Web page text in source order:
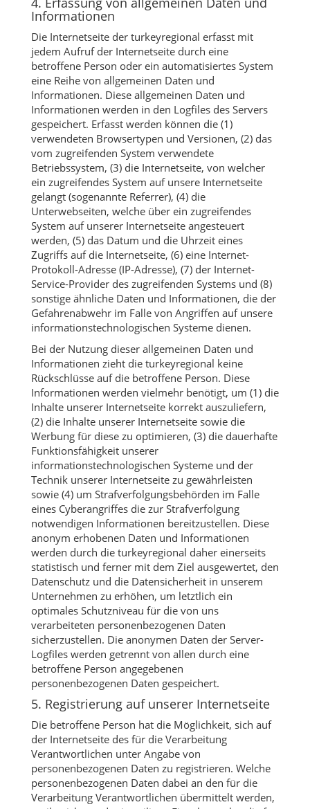
Informationen
Die Internetseite der turkeyregional erfasst mit
jedem Aufruf der Internetseite durch eine
betroffene Person oder ein automatisiertes System
eine Reihe von allgemeinen Daten und
Informationen. Diese allgemeinen Daten und
Informationen werden in den Logfiles des Servers
gespeichert. Erfasst werden können die (1)
verwendeten Browsertypen und Versionen, (2) das
vom zugreifenden System verwendete
Betriebssystem, (3) die Internetseite, von welcher
ein zugreifendes System auf unsere Internetseite
gelangt (sogenannte Referrer), (4) die
Unterwebseiten, welche über ein zugreifendes
System auf unserer Internetseite angesteuert
werden, (5) das Datum und die Uhrzeit eines
Zugriffs auf die Internetseite, (6) eine Internet-
Protokoll-Adresse (IP-Adresse), (7) der Internet-
Service-Provider des zugreifenden Systems und (8)
sonstige ähnliche Daten und Informationen, die der
Gefahrenabwehr im Falle von Angriffen auf unsere
informationstechnologischen Systeme dienen.
Bei der Nutzung dieser allgemeinen Daten und
Informationen zieht die turkeyregional keine
Rückschlüsse auf die betroffene Person. Diese
Informationen werden vielmehr benötigt, um (1) die
Inhalte unserer Internetseite korrekt auszuliefern,
(2) die Inhalte unserer Internetseite sowie die
Werbung für diese zu optimieren, (3) die dauerhafte
Funktionsfähigkeit unserer
informationstechnologischen Systeme und der
Technik unserer Internetseite zu gewährleisten
sowie (4) um Strafverfolgungsbehörden im Falle
eines Cyberangriffes die zur Strafverfolgung
notwendigen Informationen bereitzustellen. Diese
anonym erhobenen Daten und Informationen
werden durch die turkeyregional daher einerseits
statistisch und ferner mit dem Ziel ausgewertet, den
Datenschutz und die Datensicherheit in unserem
Unternehmen zu erhöhen, um letztlich ein
optimales Schutzniveau für die von uns
verarbeiteten personenbezogenen Daten
sicherzustellen. Die anonymen Daten der Server-
Logfiles werden getrennt von allen durch eine
betroffene Person angegebenen
personenbezogenen Daten gespeichert.
5. Registrierung auf unserer Internetseite
Die betroffene Person hat die Möglichkeit, sich auf
der Internetseite des für die Verarbeitung
Verantwortlichen unter Angabe von
personenbezogenen Daten zu registrieren. Welche
personenbezogenen Daten dabei an den für die
Verarbeitung Verantwortlichen übermittelt werden,